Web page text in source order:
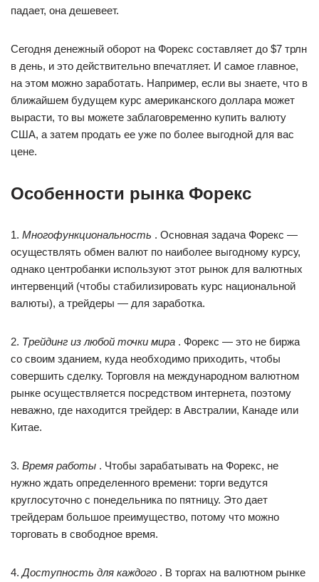
падает, она дешевеет.
Сегодня денежный оборот на Форекс составляет до $7 трлн
в день, и это действительно впечатляет. И самое главное,
на этом можно заработать. Например, если вы знаете, что в
ближайшем будущем курс американского доллара может
вырасти, то вы можете заблаговременно купить валюту
США, а затем продать ее уже по более выгодной для вас
цене.
Особенности рынка Форекс
1. Многофункциональность . Основная задача Форекс —
осуществлять обмен валют по наиболее выгодному курсу,
однако центробанки используют этот рынок для валютных
интервенций (чтобы стабилизировать курс национальной
валюты), а трейдеры — для заработка.
2. Трейдинг из любой точки мира . Форекс — это не биржа
со своим зданием, куда необходимо приходить, чтобы
совершить сделку. Торговля на международном валютном
рынке осуществляется посредством интернета, поэтому
неважно, где находится трейдер: в Австралии, Канаде или
Китае.
3. Время работы . Чтобы зарабатывать на Форекс, не
нужно ждать определенного времени: торги ведутся
круглосуточно с понедельника по пятницу. Это дает
трейдерам большое преимущество, потому что можно
торговать в свободное время.
4. Доступность для каждого . В торгах на валютном рынке